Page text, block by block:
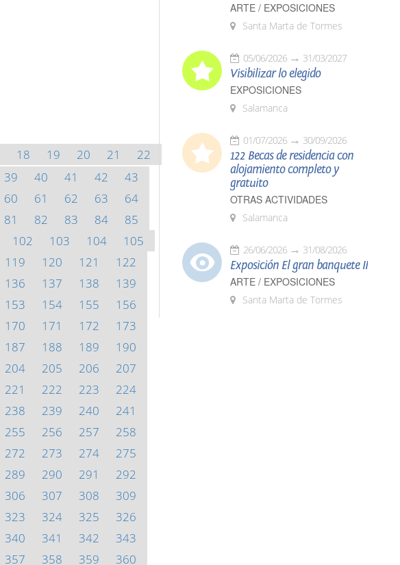
18 19 20 21
22
39 40 41 42
43
60 61 62 63
64
81 82 83 84
85
102 103 104
105
119 120 121
122
136 137 138
139
153 154 155
156
170 171 172
173
187 188 189
190
204 205 206
207
221 222 223
224
238 239 240
241
255 256 257
258
272 273 274
275
289 290 291
292
306 307 308
309
323 324 325
326
340 341 342
343
357 358 359 360
ARTE / EXPOSICIONES
Santa Marta de Tormes
05/06/2026 31/03/2027
Visibilizar lo elegido
EXPOSICIONES
Salamanca
01/07/2026 30/09/2026
122 Becas de residencia con
alojamiento completo y
gratuito
OTRAS ACTIVIDADES
Salamanca
26/06/2026 31/08/2026
Exposición El gran banquete II
ARTE / EXPOSICIONES
Santa Marta de Tormes